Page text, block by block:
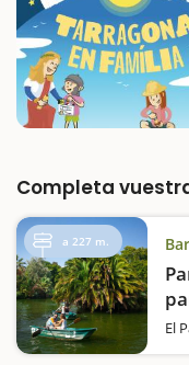
Completa
a 227 m.
El